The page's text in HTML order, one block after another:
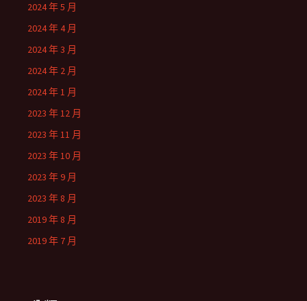
2024 年 5 月
2024 年 4 月
2024 年 3 月
2024 年 2 月
2024 年 1 月
2023 年 12 月
2023 年 11 月
2023 年 10 月
2023 年 9 月
2023 年 8 月
2019 年 8 月
2019 年 7 月